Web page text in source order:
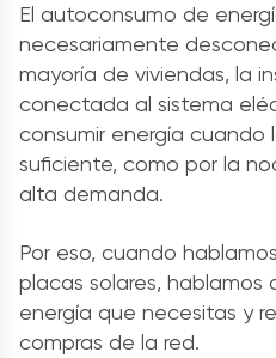
El autoconsumo de
necesariamente
mayoría de viviendas, la
conectada al sistema
consumir energía cuando
suficiente, como por la
alta demanda.
Por eso, cuando
placas solares,
energía que necesitas y
compras de la red.